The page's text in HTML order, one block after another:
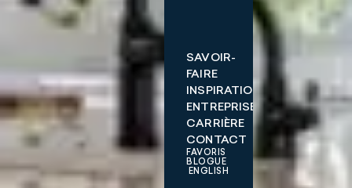
SAVOIR-
FAIRE
INSPIRATIONS
ENTREPRISE
CARRIÈRE
CONTACT
FAVORIS
BLOGUE
ENGLISH